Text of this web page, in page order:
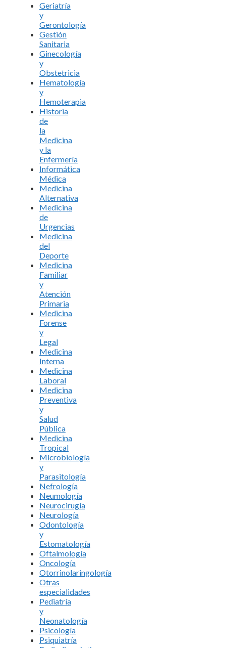
Geriatría
y
Gerontología
Gestión
Sanitaria
Ginecología
y
Obstetricia
Hematología
y
Hemoterapia
Historia
de
la
Medicina
y la
Enfermería
Informática
Médica
Medicina
Alternativa
Medicina
de
Urgencias
Medicina
del
Deporte
Medicina
Familiar
y
Atención
Primaria
Medicina
Forense
y
Legal
Medicina
Interna
Medicina
Laboral
Medicina
Preventiva
y
Salud
Pública
Medicina
Tropical
Microbiología
y
Parasitología
Nefrología
Neumología
Neurocirugía
Neurología
Odontología
y
Estomatología
Oftalmología
Oncología
Otorrinolaringología
Otras
especialidades
Pediatría
y
Neonatología
Psicología
Psiquiatría